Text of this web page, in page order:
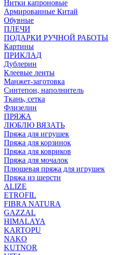
Нитки капроновые
Армированные Китай
Обувные
ПЛЕЧИ
ПОДАРКИ РУЧНОЙ РАБОТЫ
Картины
ПРИКЛАД
Дублерин
Клеевые ленты
Манжет-заготовка
Синтепон, наполнитель
Ткань, сетка
Флизелин
ПРЯЖА
ЛЮБЛЮ ВЯЗАТЬ
Пряжа для игрушек
Пряжа для корзинок
Пряжа для ковриков
Пряжа для мочалок
Плюшевая пряжа для игрушек
Пряжа из шерсти
ALIZE
ETROFIL
FIBRA NATURA
GAZZAL
HIMALAYA
KARTOPU
NAKO
KUTNOR